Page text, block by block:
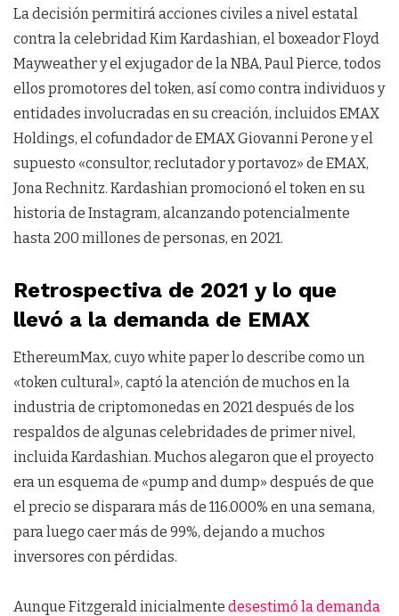
La decisión permitirá acciones civiles a nivel estatal
contra la celebridad Kim Kardashian, el boxeador Floyd
Mayweather y el exjugador de la NBA, Paul Pierce, todos
ellos promotores del token, así como contra individuos y
entidades involucradas en su creación, incluidos EMAX
Holdings, el cofundador de EMAX Giovanni Perone y el
supuesto «consultor, reclutador y portavoz» de EMAX,
Jona Rechnitz. Kardashian promocionó el token en su
historia de Instagram, alcanzando potencialmente
hasta 200 millones de personas, en 2021.
Retrospectiva de 2021 y lo que
llevó a la demanda de EMAX
EthereumMax, cuyo white paper lo describe como un
«token cultural», captó la atención de muchos en la
industria de criptomonedas en 2021 después de los
respaldos de algunas celebridades de primer nivel,
incluida Kardashian. Muchos alegaron que el proyecto
era un esquema de «pump and dump» después de que
el precio se disparara más de 116.000% en una semana,
para luego caer más de 99%, dejando a muchos
inversores con pérdidas.
Aunque Fitzgerald inicialmente desestimó la demanda